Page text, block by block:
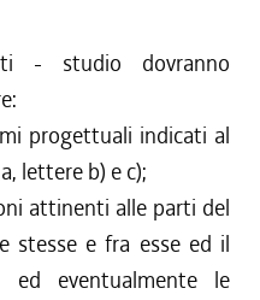
- studio dovranno
progettuali indicati al
lettere b) e c);
attinenti alle parti del
stesse e fra esse ed il
ed eventualmente le